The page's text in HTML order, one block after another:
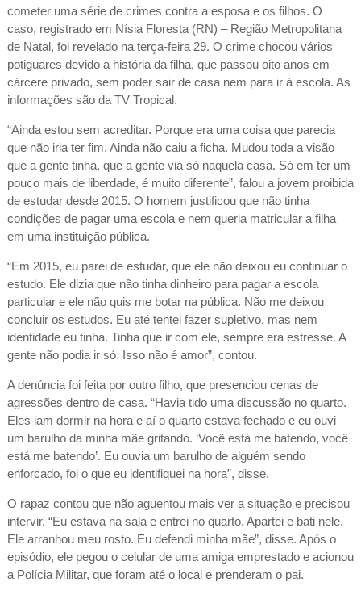
cometer uma série de crimes contra a esposa e os filhos. O
caso, registrado em Nísia Floresta (RN) – Região Metropolitana
de Natal, foi revelado na terça-feira 29. O crime chocou vários
potiguares devido a história da filha, que passou oito anos em
cárcere privado, sem poder sair de casa nem para ir à escola. As
informações são da TV Tropical.
“Ainda estou sem acreditar. Porque era uma coisa que parecia
que não iria ter fim. Ainda não caiu a ficha. Mudou toda a visão
que a gente tinha, que a gente via só naquela casa. Só em ter um
pouco mais de liberdade, é muito diferente”, falou a jovem proibida
de estudar desde 2015. O homem justificou que não tinha
condições de pagar uma escola e nem queria matricular a filha
em uma instituição pública.
“Em 2015, eu parei de estudar, que ele não deixou eu continuar o
estudo. Ele dizia que não tinha dinheiro para pagar a escola
particular e ele não quis me botar na pública. Não me deixou
concluir os estudos. Eu até tentei fazer supletivo, mas nem
identidade eu tinha. Tinha que ir com ele, sempre era estresse. A
gente não podia ir só. Isso não é amor”, contou.
A denúncia foi feita por outro filho, que presenciou cenas de
agressões dentro de casa. “Havia tido uma discussão no quarto.
Eles iam dormir na hora e aí o quarto estava fechado e eu ouvi
um barulho da minha mãe gritando. ‘Você está me batendo, você
está me batendo’. Eu ouvia um barulho de alguém sendo
enforcado, foi o que eu identifiquei na hora”, disse.
O rapaz contou que não aguentou mais ver a situação e precisou
intervir. “Eu estava na sala e entrei no quarto. Apartei e bati nele.
Ele arranhou meu rosto. Eu defendi minha mãe”, disse. Após o
episódio, ele pegou o celular de uma amiga emprestado e acionou
a Polícia Militar, que foram até o local e prenderam o pai.